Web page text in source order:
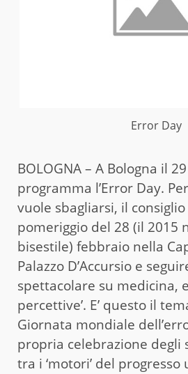
Error Day
BOLOGNA – A Bologna il
programma l’Error Day.
vuole sbagliarsi, il
pomeriggio del 28 (il 2015
bisestile) febbraio nella
Palazzo D’Accursio e
spettacolare su medicina,
percettive’. E’ questo il
Giornata mondiale
propria celebrazione degli
tra i ‘motori’ del progresso